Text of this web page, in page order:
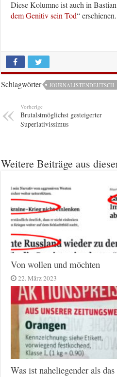
Diese Kolumne ist auch in
dem Genitiv sein Tod“ erschienen.
Schlagwörter JOURNALISTENDEUTSCH
Vorherige
Brutalstmöglichst gesteigerter
Superlativissimus
Weitere Beiträge aus
Von wollen und möchten
22. März 2023
Was ist naheliegender als